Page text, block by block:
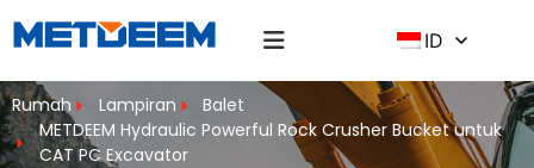
ID
Rumah Lampiran
Balet
METDEEM Hydraulic Powerful Rock Crusher Bucket untuk
CAT PC Excavator